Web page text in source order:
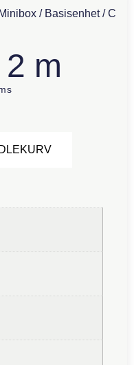
Minibox / Basisenhet/ C
m